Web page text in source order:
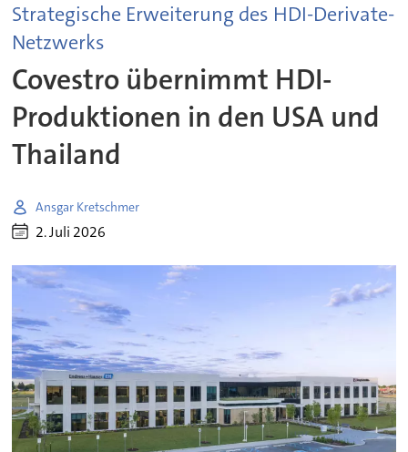
Strategische Erweiterung des HDI-Derivate-
Netzwerks
Covestro übernimmt HDI-
Produktionen in den USA und
Thailand
Ansgar Kretschmer
2. Juli 2026